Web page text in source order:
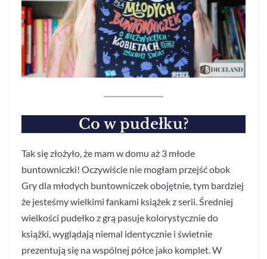
Co w pudełku?
Tak się złożyło, że mam w domu aż 3 młode
buntowniczki! Oczywiście nie mogłam przejść obok
Gry dla młodych buntowniczek obojętnie, tym bardziej
że jesteśmy wielkimi fankami książek z serii. Średniej
wielkości pudełko z grą pasuje kolorystycznie do
książki, wyglądają niemal identycznie i świetnie
prezentują się na wspólnej półce jako komplet. W